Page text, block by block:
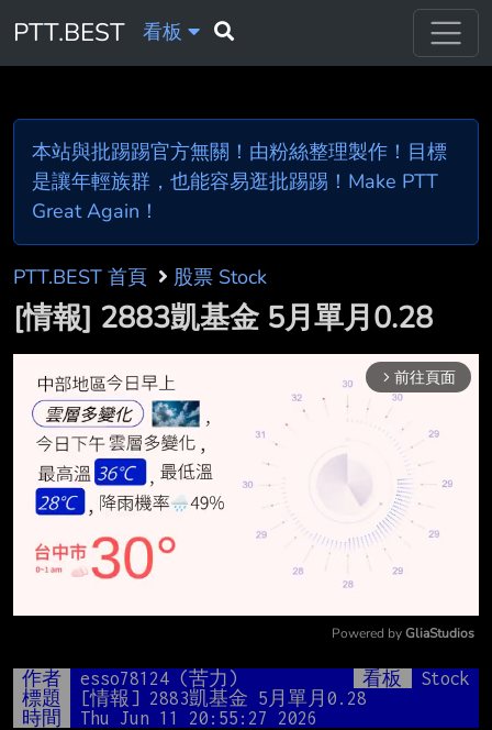
PTT.BEST 看板
本站與批踢踢官方無關！由粉絲整理製作！目標
是讓年輕族群，也能容易逛批踢踢！Make PTT
Great Again！
PTT.BEST 首頁 股票 Stock
[情報] 2883凱基金 5月單月0.28
arrow_forward_ios 前往頁面
Mute
Powered by GliaStudios
作者 esso78124 (苦力) 看板
Stock
標題
[情報] 2883凱基金 5月單月0.28
時間
Thu Jun 11 20:55:27 2026